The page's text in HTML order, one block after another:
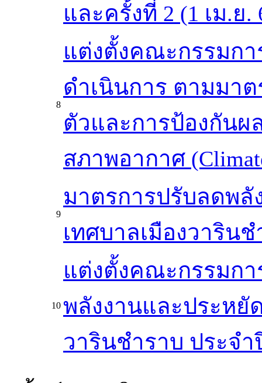
และครั้งที่ 2 (1 เม.ย.
8
แต่งตั้งคณะกรรมก
ดำเนินการ ตามมา
ตัวและการป้องกันผ
สภาพอากาศ
9
มาตรการปรับลดพลั
เทศบาลเมืองวาริน
10
แต่งตั้งคณะกรรมก
พลังงานและประหยั
วารินชำราบ ประจ